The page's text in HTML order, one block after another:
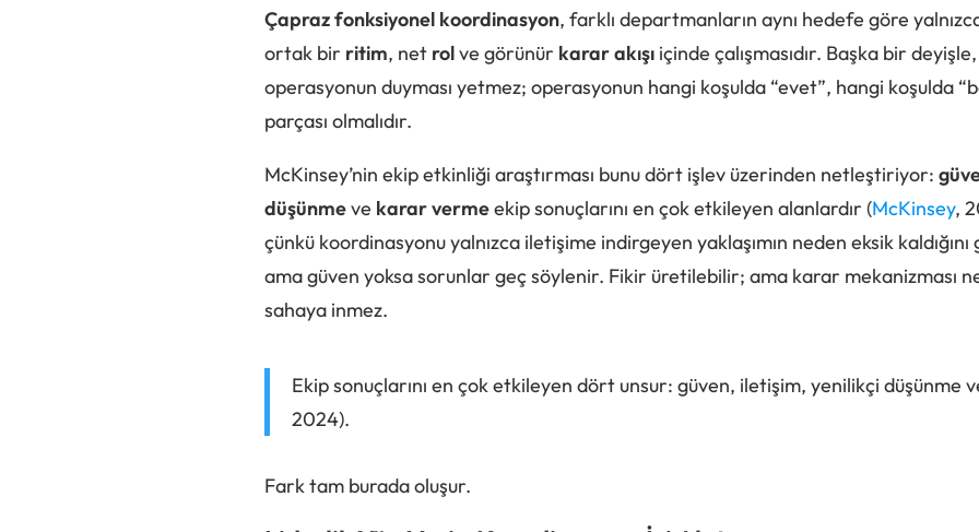
Çapraz fonksiyonel koordinasyon, farklı departmanların aynı hedefe göre
ortak bir ritim, net rolve görünür karar akışı içinde çalışmasıdır. Başka bir
operasyonun duyması yetmez; operasyonun hangi koşulda “evet”, hangi koşulda
parçası olmalıdır.
McKinsey’nin ekip etkinliği araştırması bunu dört işlev üzerinden netleştiriyor:
düşünmeve karar vermeekip sonuçlarını en çok etkileyen alanlardır (McKinsey,
çünkü koordinasyonu yalnızca iletişime indirgeyen yaklaşımın neden eksik
ama güven yoksa sorunlar geç söylenir. Fikir üretilebilir; ama karar mekanizması
sahaya inmez.
Ekip sonuçlarını en çok etkileyen dört unsur: güven, iletişim, yenilikçi düşünme
2024).
Fark tam burada oluşur.